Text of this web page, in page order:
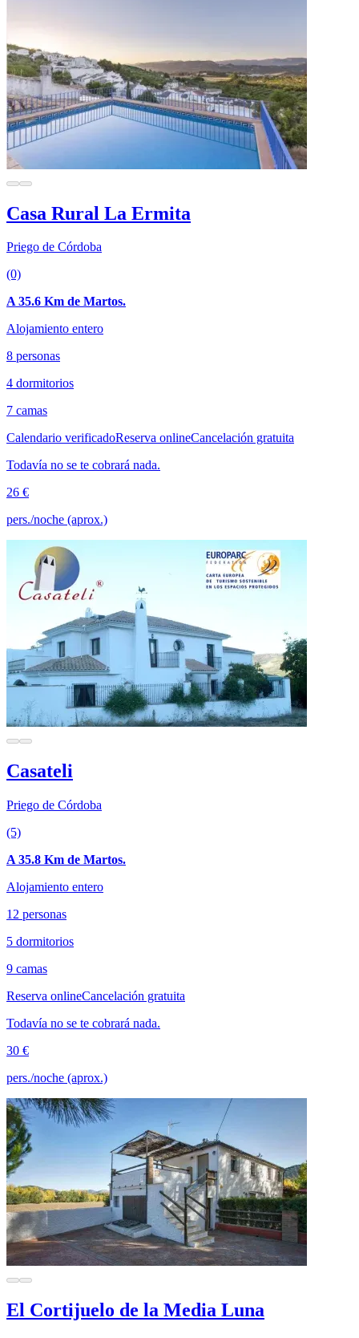
Casa Rural La Ermita
Priego de Córdoba
(0)
A 35.6 Km de Martos.
Alojamiento entero
8 personas
4 dormitorios
7 camas
Calendario verificadoReserva onlineCancelación gratuita
Todavía no se te cobrará nada.
26 €
pers./noche (aprox.)
Casateli
Priego de Córdoba
(5)
A 35.8 Km de Martos.
Alojamiento entero
12 personas
5 dormitorios
9 camas
Reserva onlineCancelación gratuita
Todavía no se te cobrará nada.
30 €
pers./noche (aprox.)
El Cortijuelo de la Media Luna